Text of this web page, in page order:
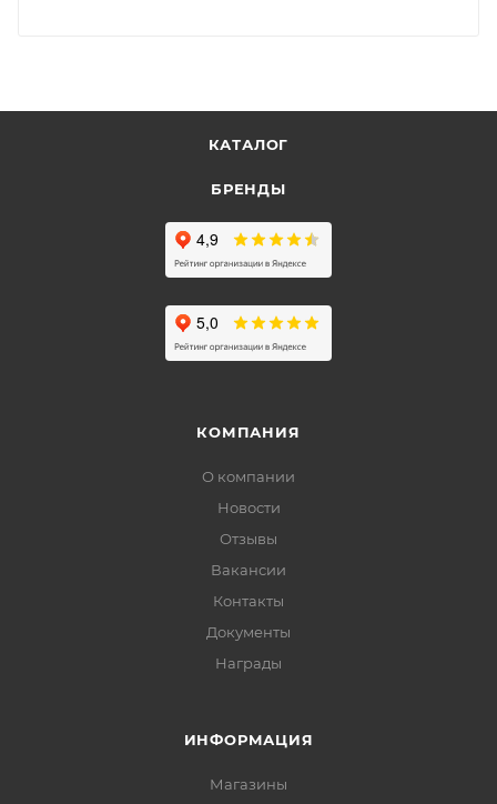
КАТАЛОГ
БРЕНДЫ
КОМПАНИЯ
О компании
Новости
Отзывы
Вакансии
Контакты
Документы
Награды
ИНФОРМАЦИЯ
Магазины